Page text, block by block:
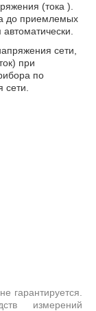
(тока ).
до приемлемых
сети,
при
по
гарантируется.
измерений